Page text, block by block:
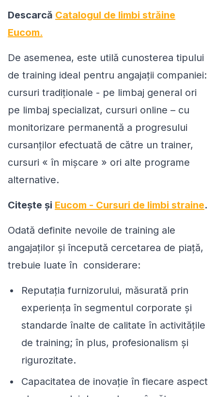
Descarcă Catalogul de limbi străine
Eucom.
De asemenea, este utilă cunosterea tipului
de training ideal pentru angajaţii companiei:
cursuri tradiţionale - pe limbaj general ori
pe limbaj specializat, cursuri online – cu
monitorizare permanentă a progresului
cursanţilor efectuată de către un trainer,
cursuri « în mişcare » ori alte programe
alternative.
Citeşte şi Eucom - Cursuri de limbi straine.
Odată definite nevoile de training ale
angajaţilor şi începută cercetarea de piaţă,
trebuie luate în considerare:
Reputaţia furnizorului, măsurată prin
experienţa în segmentul corporate şi
standarde înalte de calitate în activităţile
de training; în plus, profesionalism şi
rigurozitate.
Capacitatea de inovaţie în fiecare aspect